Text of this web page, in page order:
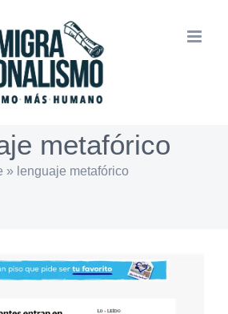
metafórico
» lenguaje metafórico